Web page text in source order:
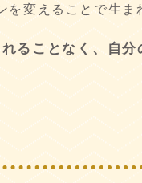
を変えることで生ま
れることなく、自